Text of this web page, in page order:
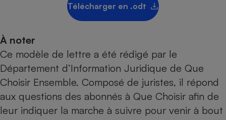
Télécharger en .odt
À noter
Ce modèle de lettre a été rédigé par le
Département d’Information Juridique de Que
Choisir Ensemble. Composé de juristes, il répond
aux questions des abonnés à Que Choisir afin de
leur indiquer la marche à suivre pour venir à bout